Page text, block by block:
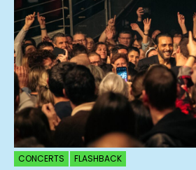
CONCERTS FLASHBACK